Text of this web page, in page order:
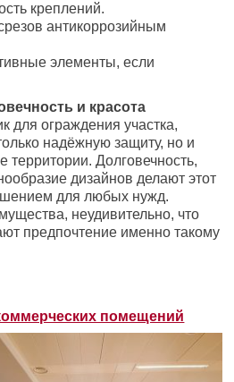
креплений.
антикоррозийным
элементы, если
и красота
для ограждения участка,
надёжную защиту, но и
территории. Долговечность,
дизайнов делают этот
для любых нужд.
неудивительно, что
предпочтение именно такому
помещений